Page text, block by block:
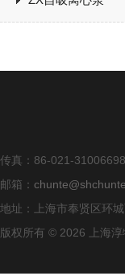
传真：86-021-31006698
邮箱：
地址：上海市奉贤区环
版权所有 © 2026 上海